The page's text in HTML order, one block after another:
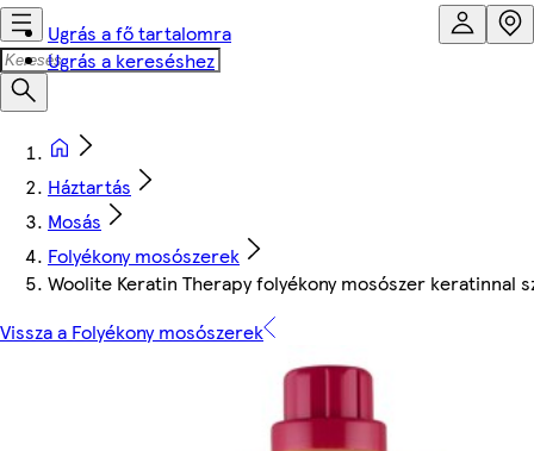
Ugrás a fő tartalomra
Ugrás a kereséshez
Háztartás
Mosás
Folyékony mosószerek
Woolite Keratin Therapy folyékony mosószer keratinnal
Vissza a Folyékony mosószerek